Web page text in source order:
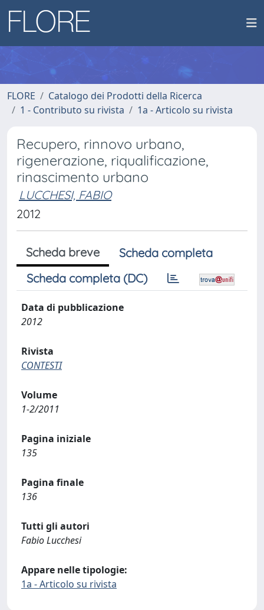
FLORE
Catalogo dei Prodotti della Ricerca
1 - Contributo su rivista
1a - Articolo su rivista
Recupero, rinnovo urbano,
rigenerazione, riqualificazione,
rinascimento urbano
LUCCHESI, FABIO
2012
Scheda breve
Scheda completa
Scheda completa (DC)
Data di pubblicazione
2012
Rivista
CONTESTI
Volume
1-2/2011
Pagina iniziale
135
Pagina finale
136
Tutti gli autori
Fabio Lucchesi
Appare nelle tipologie:
1a - Articolo su rivista